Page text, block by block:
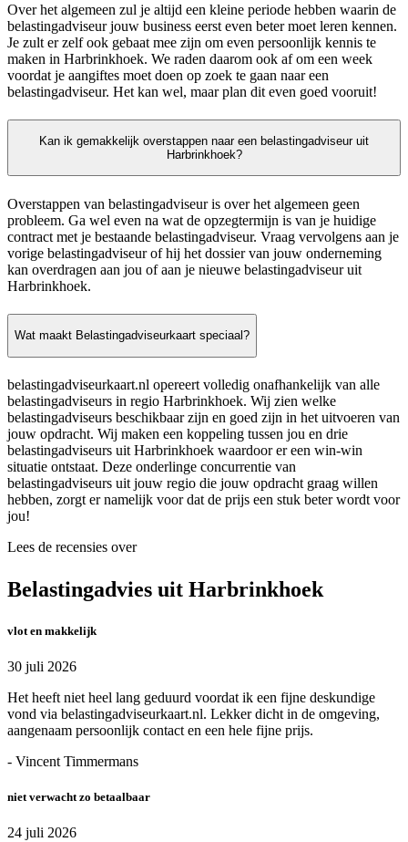
Over het algemeen zul je altijd een kleine periode hebben waarin de
belastingadviseur jouw business eerst even beter moet leren kennen.
Je zult er zelf ook gebaat mee zijn om even persoonlijk kennis te
maken in Harbrinkhoek. We raden daarom ook af om een week
voordat je aangiftes moet doen op zoek te gaan naar een
belastingadviseur. Het kan wel, maar plan dit even goed vooruit!
Kan ik gemakkelijk overstappen naar een belastingadviseur uit
Harbrinkhoek?
Overstappen van belastingadviseur is over het algemeen geen
probleem. Ga wel even na wat de opzegtermijn is van je huidige
contract met je bestaande belastingadviseur. Vraag vervolgens aan je
vorige belastingadviseur of hij het dossier van jouw onderneming
kan overdragen aan jou of aan je nieuwe belastingadviseur uit
Harbrinkhoek.
Wat maakt Belastingadviseurkaart speciaal?
belastingadviseurkaart.nl opereert volledig onafhankelijk van alle
belastingadviseurs in regio Harbrinkhoek. Wij zien welke
belastingadviseurs beschikbaar zijn en goed zijn in het uitvoeren van
jouw opdracht. Wij maken een koppeling tussen jou en drie
belastingadviseurs uit Harbrinkhoek waardoor er een win-win
situatie ontstaat. Deze onderlinge concurrentie van
belastingadviseurs uit jouw regio die jouw opdracht graag willen
hebben, zorgt er namelijk voor dat de prijs een stuk beter wordt voor
jou!
Lees de recensies over
Belastingadvies uit Harbrinkhoek
vlot en makkelijk
30 juli 2026
Het heeft niet heel lang geduurd voordat ik een fijne deskundige
vond via belastingadviseurkaart.nl. Lekker dicht in de omgeving,
aangenaam persoonlijk contact en een hele fijne prijs.
- Vincent Timmermans
niet verwacht zo betaalbaar
24 juli 2026